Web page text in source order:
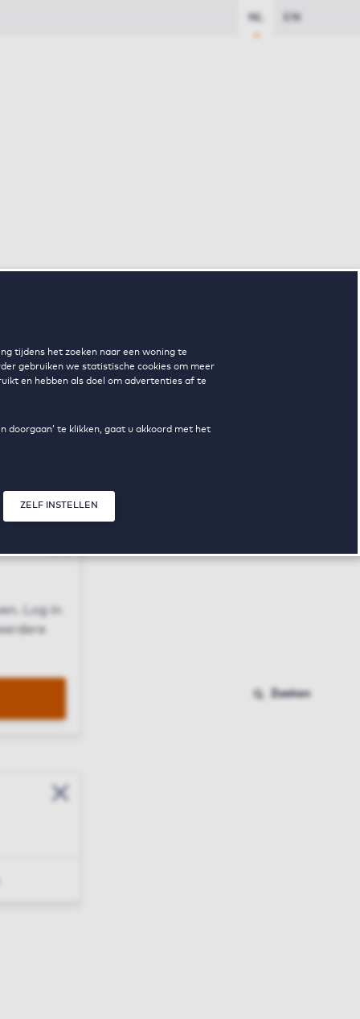
tijdens het zoeken naar een woning te
gebruiken we statistische cookies om meer
en hebben als doel om advertenties af te
doorgaan’ te klikken, gaat u akkoord met het
ZELF INSTELLEN
NL EN
Log in
Sluit modal
Zoeken